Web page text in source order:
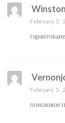
February 5,
February 5,
поисковое